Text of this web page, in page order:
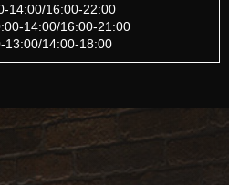
14:00/16:00-22:00
14:00/16:00-21:00
13:00/14:00-18:00